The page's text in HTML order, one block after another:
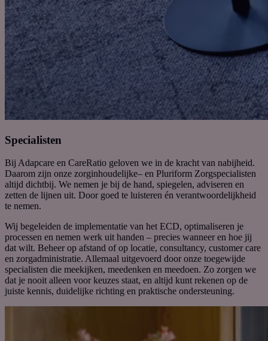
Specialisten
Bij Adapcare en CareRatio geloven we in de kracht van nabijheid.
Daarom zijn onze zorginhoudelijke– en Pluriform Zorgspecialisten
altijd dichtbij. We nemen je bij de hand, spiegelen, adviseren en
zetten de lijnen uit. Door goed te luisteren én verantwoordelijkheid
te nemen.
Wij begeleiden de implementatie van het ECD, optimaliseren je
processen en nemen werk uit handen – precies wanneer en hoe jij
dat wilt. Beheer op afstand of op locatie, consultancy, customer care
en zorgadministratie. Allemaal uitgevoerd door onze toegewijde
specialisten die meekijken, meedenken en meedoen. Zo zorgen we
dat je nooit alleen voor keuzes staat, en altijd kunt rekenen op de
juiste kennis, duidelijke richting en praktische ondersteuning.